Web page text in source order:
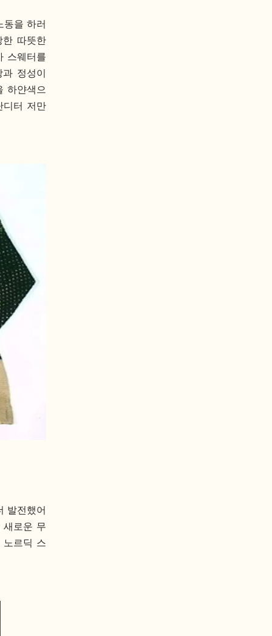
을 하러
한 따뜻한
스웨터를
정성이
하얀색으
디터 저만
발전했어
새로운 무
르딕 스